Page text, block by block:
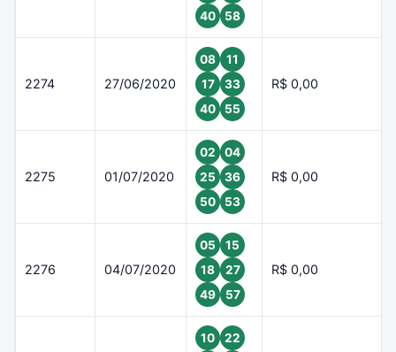
40
58
2274 27/06/2020
08
11
17
33
40
55
R$ 0,00
2275 01/07/2020
02
04
25
36
50
53
R$ 0,00
2276 04/07/2020
05
15
18
27
49
57
R$ 0,00
10
22